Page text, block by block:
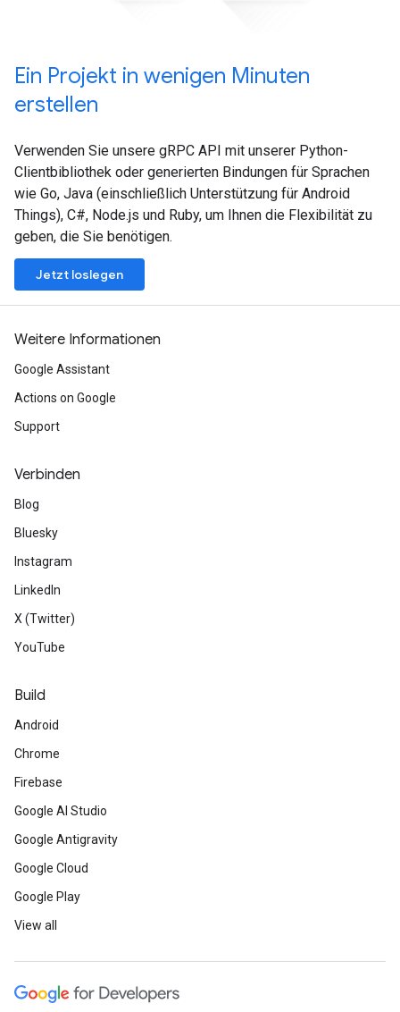
Ein Projekt in wenigen Minuten
erstellen
Verwenden Sie unsere gRPC API mit unserer Python-
Clientbibliothek oder generierten Bindungen für Sprachen
wie Go, Java (einschließlich Unterstützung für Android
Things), C#, Node.js und Ruby, um Ihnen die Flexibilität zu
geben, die Sie benötigen.
Jetzt loslegen
Weitere Informationen
Google Assistant
Actions on Google
Support
Verbinden
Blog
Bluesky
Instagram
LinkedIn
X (Twitter)
YouTube
Build
Android
Chrome
Firebase
Google AI Studio
Google Antigravity
Google Cloud
Google Play
View all